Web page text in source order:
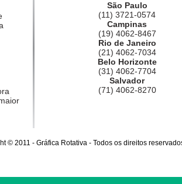
São Paulo
(11) 3721-0574
Campinas
(19) 4062-8467
Rio de Janeiro
(21) 4062-7034
Belo Horizonte
(31) 4062-7704
Salvador
(71) 4062-8270
© 2011 - Gráfica Rotativa - Todos os direitos